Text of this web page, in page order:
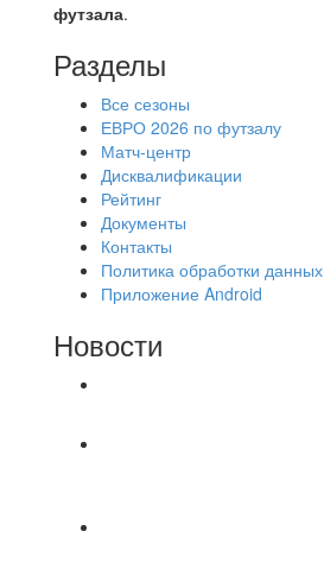
футзала.
Разделы
Все сезоны
ЕВРО 2026 по футзалу
Матч-центр
Дисквалификации
Рейтинг
Документы
Контакты
Политика обработки данных
Приложение Android
Новости